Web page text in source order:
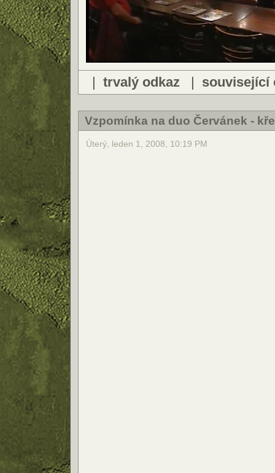
| trvalý odkaz | související
Vzpomínka na duo Červánek -
Úterý, leden 1, 2008, 10:19 PM